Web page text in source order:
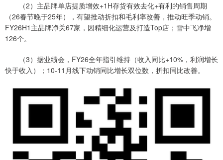
（2）主品牌单店提质增效+1H存货有效去化+有利的销售周期
（26春节晚于25年），有望推动折扣和毛利率改善，推动旺季动销。
FY26H1主品牌净关67家，因精细化运营及打造Top店；雪中飞净增
126个。
（3）据业绩会，FY26全年指引维持（收入同比+10%，利润增长
快于收入）；10-11月线下动销同比增长双位数，折扣同比改善。